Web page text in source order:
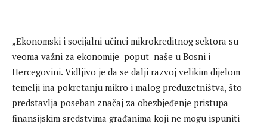
„Ekonomski i socijalni učinci mikrokreditnog sektora su
veoma važni za ekonomije poput naše u Bosni i
Hercegovini. Vidljivo je da se dalji razvoj velikim dijelom
temelji ina pokretanju mikro i malog preduzetništva, što
predstavlja poseban značaj za obezbjeđenje pristupa
finansijskim sredstvima građanima koji ne mogu ispuniti